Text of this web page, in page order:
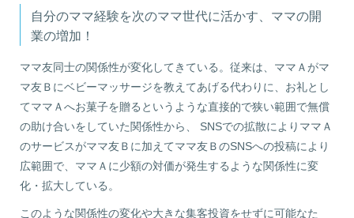
自分のママ経験を次のママ世代に活かす、ママの開
業の増加！
ママ友同士の関係性が変化してきている。従来は、ママＡがマ
マ友Ｂにベビーマッサージを教えてあげる代わりに、お礼とし
てママＡへお菓子を贈るというような直接的で狭い範囲で無償
の助け合いをしていた関係性から、 SNSでの拡散によりママＡ
のサービスがママ友Ｂに加えてママ友ＢのSNSへの投稿により
広範囲で、ママＡに少額の対価が発生するような関係性に変
化・拡大している。
このような関係性の変化や大きな集客投資をせずに可能なた